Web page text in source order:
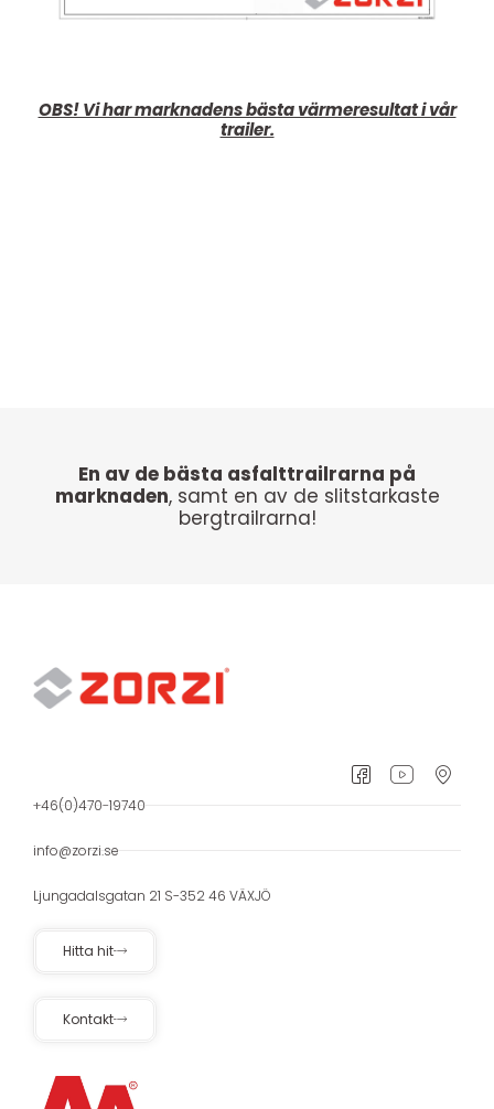
OBS! Vi har marknadens bästa värmeresultat i vår
trailer.
En av de bästa asfalttrailrarna på
marknaden, samt en av de slitstarkaste
bergtrailrarna!
Hitta hit
Kontakt
+46(0)470-19740
info@zorzi.se
Ljungadalsgatan 21 S-352 46 VÄXJÖ